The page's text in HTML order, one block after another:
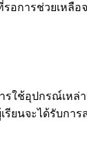
อการช่วยเหลือ
รใช้อุปกรณ์เห
ยนจะได้รับกา